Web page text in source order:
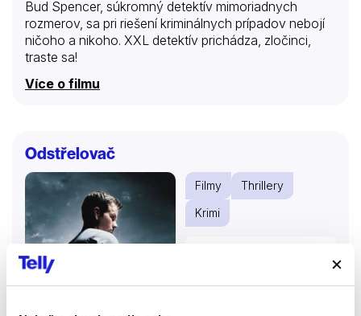
Bud Spencer, súkromný detektív mimoriadnych
rozmerov, sa pri riešení kriminálnych prípadov nebojí
ničoho a nikoho. XXL detektív prichádza, zločinci,
traste sa!
Více o filmu
Odstřelovač
Filmy
Thrillery
Krimi